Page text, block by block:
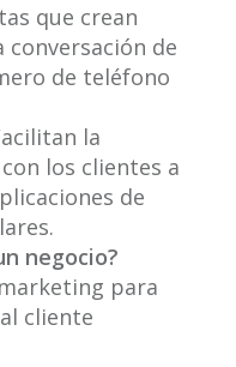
que crean
conversación de
de teléfono
la
los clientes a
de
negocio?
para
cliente